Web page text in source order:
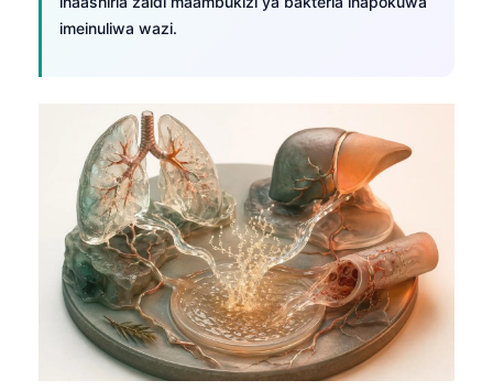
imeinuliwa wazi.